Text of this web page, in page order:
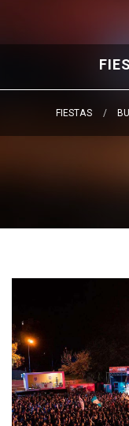
FIESTAS